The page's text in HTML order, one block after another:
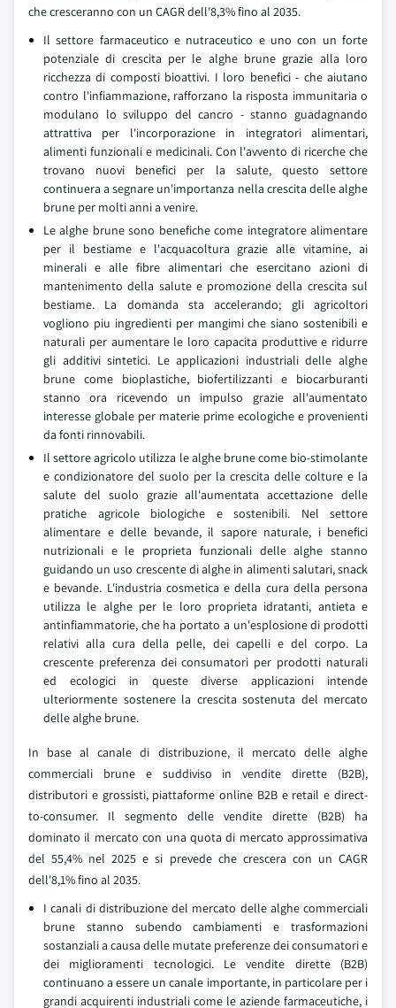
che cresceranno con un CAGR dell'8,3% fino al 2035.
Il settore farmaceutico e nutraceutico e uno con un forte
potenziale di crescita per le alghe brune grazie alla loro
ricchezza di composti bioattivi. I loro benefici - che aiutano
contro l'infiammazione, rafforzano la risposta immunitaria o
modulano lo sviluppo del cancro - stanno guadagnando
attrattiva per l'incorporazione in integratori alimentari,
alimenti funzionali e medicinali. Con l'avvento di ricerche che
trovano nuovi benefici per la salute, questo settore
continuera a segnare un'importanza nella crescita delle alghe
brune per molti anni a venire.
Le alghe brune sono benefiche come integratore alimentare
per il bestiame e l'acquacoltura grazie alle vitamine, ai
minerali e alle fibre alimentari che esercitano azioni di
mantenimento della salute e promozione della crescita sul
bestiame. La domanda sta accelerando; gli agricoltori
vogliono piu ingredienti per mangimi che siano sostenibili e
naturali per aumentare le loro capacita produttive e ridurre
gli additivi sintetici. Le applicazioni industriali delle alghe
brune come bioplastiche, biofertilizzanti e biocarburanti
stanno ora ricevendo un impulso grazie all'aumentato
interesse globale per materie prime ecologiche e provenienti
da fonti rinnovabili.
Il settore agricolo utilizza le alghe brune come bio-stimolante
e condizionatore del suolo per la crescita delle colture e la
salute del suolo grazie all'aumentata accettazione delle
pratiche agricole biologiche e sostenibili. Nel settore
alimentare e delle bevande, il sapore naturale, i benefici
nutrizionali e le proprieta funzionali delle alghe stanno
guidando un uso crescente di alghe in alimenti salutari, snack
e bevande. L'industria cosmetica e della cura della persona
utilizza le alghe per le loro proprieta idratanti, antieta e
antinfiammatorie, che ha portato a un'esplosione di prodotti
relativi alla cura della pelle, dei capelli e del corpo. La
crescente preferenza dei consumatori per prodotti naturali
ed ecologici in queste diverse applicazioni intende
ulteriormente sostenere la crescita sostenuta del mercato
delle alghe brune.
In base al canale di distribuzione, il mercato delle alghe
commerciali brune e suddiviso in vendite dirette (B2B),
distributori e grossisti, piattaforme online B2B e retail e direct-
to-consumer. Il segmento delle vendite dirette (B2B) ha
dominato il mercato con una quota di mercato approssimativa
del 55,4% nel 2025 e si prevede che crescera con un CAGR
dell'8,1% fino al 2035.
I canali di distribuzione del mercato delle alghe commerciali
brune stanno subendo cambiamenti e trasformazioni
sostanziali a causa delle mutate preferenze dei consumatori e
dei miglioramenti tecnologici. Le vendite dirette (B2B)
continuano a essere un canale importante, in particolare per i
grandi acquirenti industriali come le aziende farmaceutiche, i